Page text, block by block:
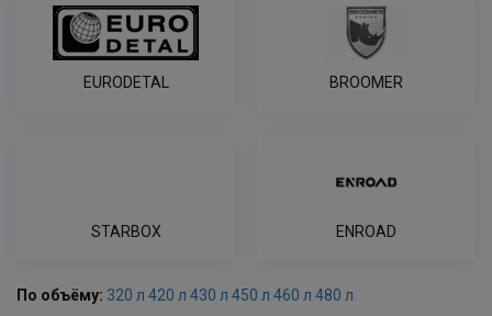
EURODETAL BROOMER
STARBOX ENROAD
По объёму: 320 л 420 л 430 л 450 л 460 л 480 л